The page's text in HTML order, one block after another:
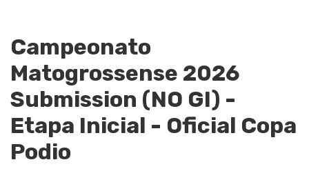
Campeonato
Matogrossense 2026
Submission (NO GI) -
Etapa Inicial - Oficial Copa
Podio